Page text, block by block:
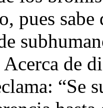
pues sabe
de
“Se